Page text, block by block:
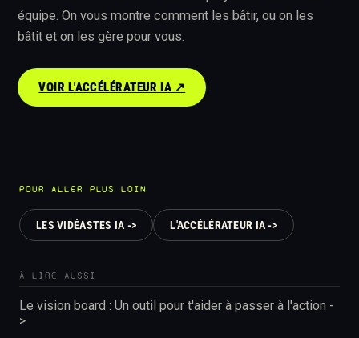
équipe. On vous montre comment les bâtir, ou on les
bâtit et on les gère pour vous.
VOIR L'ACCÉLÉRATEUR IA ↗︎
POUR ALLER PLUS LOIN
LES VIDÉASTES IA -> L'ACCÉLÉRATEUR IA ->
À LIRE AUSSI
Le vision board : Un outil pour t'aider à passer à l'action -
>